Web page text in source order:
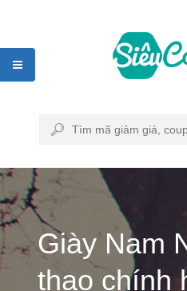
Giày Nam
thao chính